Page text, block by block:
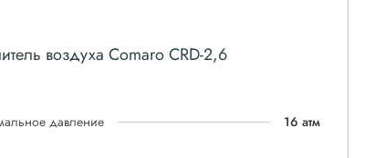
воздуха Comaro CRD-2,6
давление 16 атм